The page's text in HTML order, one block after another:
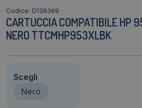
Codice: D139369
CARTUCCIA COMPATIBILE HP
NERO TTCMHP953XLBK
Scegli
Nero